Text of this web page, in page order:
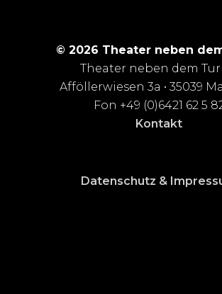
© 2026 Theater neben
Theater neben dem
Afföllerwiesen 3a • 35039
Fon +49 (0)6421 62 5
Kontakt
Datenschutz &